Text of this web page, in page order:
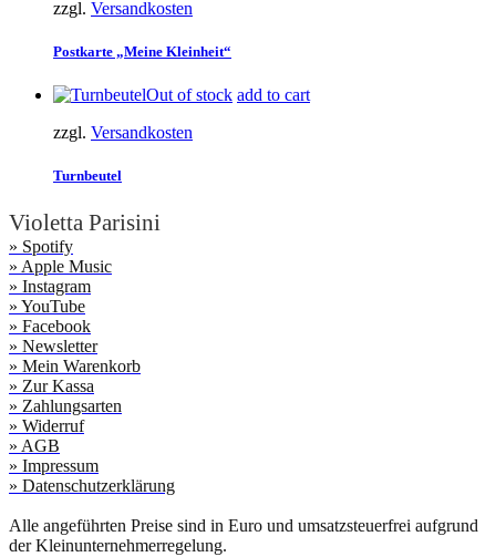
zzgl. Versandkosten
Postkarte „Meine Kleinheit“
Out of stock add to cart
zzgl. Versandkosten
Turnbeutel
Violetta Parisini
» Spotify
» Apple Music
» Instagram
» YouTube
» Facebook
» Newsletter
» Mein Warenkorb
» Zur Kassa
» Zahlungsarten
» Widerruf
» AGB
» Impressum
» Datenschutzerklärung
Alle angeführten Preise sind in Euro und umsatzsteuerfrei aufgrund
der Kleinunternehmerregelung.